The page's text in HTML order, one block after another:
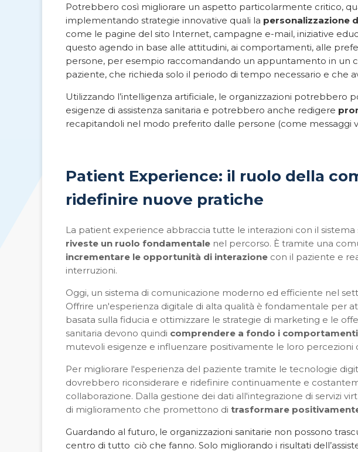
Potrebbero così migliorare un aspetto particolarmente critico,
implementando strategie innovative quali la personalizzazione
come le pagine del sito Internet, campagne e-mail, iniziative
questo agendo in base alle attitudini, ai comportamenti, alle
persone, per esempio raccomandando un appuntamento in un
paziente, che richieda solo il periodo di tempo necessario e che
Utilizzando l’intelligenza artificiale, le organizzazioni potrebbero
esigenze di assistenza sanitaria e potrebbero anche redigere
recapitandoli nel modo preferito dalle persone (come messaggi
Patient Experience: il ruolo della
ridefinire nuove pratiche
La patient experience abbraccia tutte le interazioni con il sistema
riveste un ruolo fondamentale nel percorso. È tramite una
incrementare le opportunità di interazione con il paziente e
interruzioni.
Oggi, un sistema di comunicazione moderno ed efficiente nel
Offrire un'esperienza digitale di alta qualità è fondamentale per
basata sulla fiducia e ottimizzare le strategie di marketing e le
sanitaria devono quindi comprendere a fondo i
mutevoli esigenze e influenzare positivamente le loro percezioni
Per migliorare l'esperienza del paziente tramite le tecnologie
dovrebbero riconsiderare e ridefinire continuamente e
collaborazione. Dalla gestione dei dati all'integrazione di servizi
di miglioramento che promettono di trasformare
Guardando al futuro, le organizzazioni sanitarie non possono
centro di tutto ciò che fanno. Solo migliorando i risultati